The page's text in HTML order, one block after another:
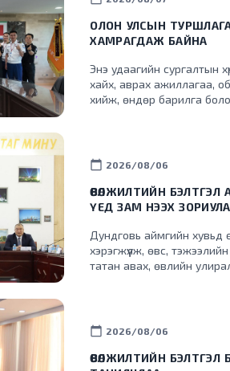
ОЛОН УЛСЫН
ХАМРАГДАЖ БАЙНА
Энэ удаагийн сургалтын
хайх, аврах ажиллагаа,
хийж, өндөр барилга
calendar_today 2026/08/06
ӨВӨЛЖИЛТИЙН
ҮЕД ЗАМ НЭЭХ
Дундговь аймгийн хувьд
хэрэгжүүлж, өвс,
татан авах, өвлийн
calendar_today 2026/08/06
ӨВӨЛЖИЛТИЙН